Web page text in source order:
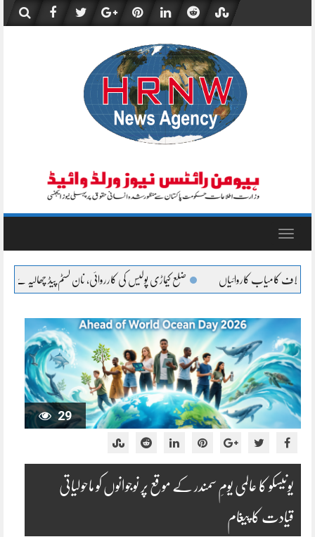
content
Toggle
کیماڑی پولیس کی کارروائی، نان کسٹم پیڈ چھالیہ سے لدی سوزوکی پکڑی گئی تھانہ
29
یونیسکو کا عالمی یومِ سمندر کے موقع پر نوجوانوں کو ماحولیاتی
قیادت کا پیغام